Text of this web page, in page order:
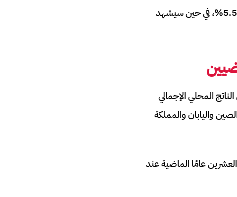
وستشهد الأحداث الرياضية الكبرى في الربع الثالث ذروة الإنفاق الإعلاني العالمي بنسبة 5.5%، في حين سيشهد
في العام المقبل، في المتوسط، 0.75 بالمائة من الناتج المحلي الإجمالي
واليابان والمملكة
عامًا الماضية عند